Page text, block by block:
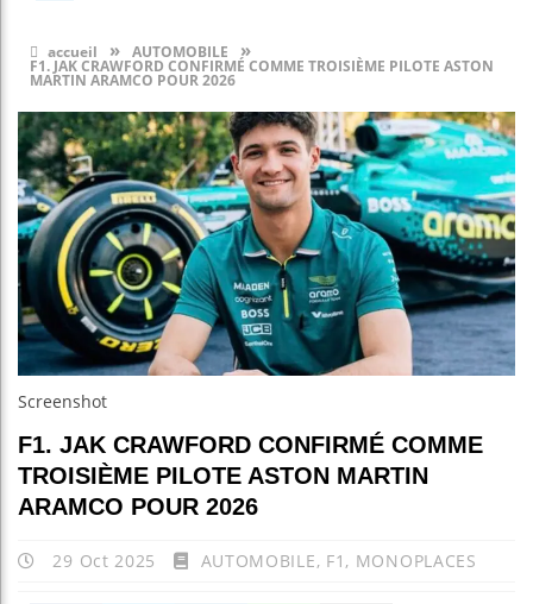
accueil » AUTOMOBILE »
F1. JAK CRAWFORD CONFIRMÉ COMME TROISIÈME PILOTE ASTON
MARTIN ARAMCO POUR 2026
Screenshot
F1. JAK CRAWFORD CONFIRMÉ COMME
TROISIÈME PILOTE ASTON MARTIN
ARAMCO POUR 2026
29 Oct 2025 AUTOMOBILE, F1 , MONOPLACES